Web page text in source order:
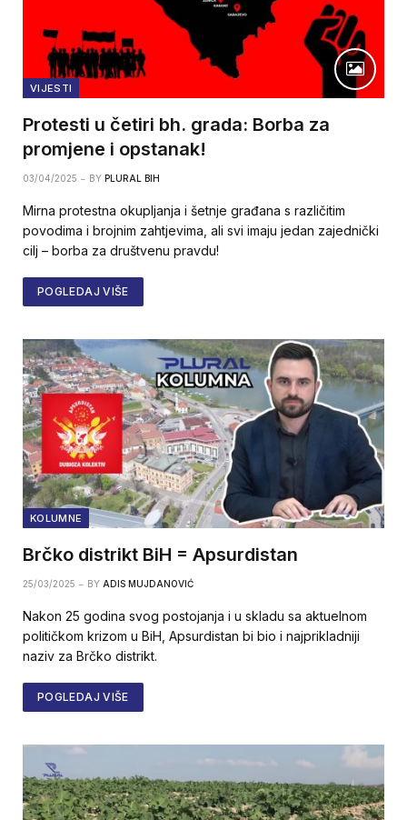
VIJESTI
Protesti u četiri bh. grada: Borba za
promjene i opstanak!
03/04/2025 BY PLURAL BIH
Mirna protestna okupljanja i šetnje građana s različitim
povodima i brojnim zahtjevima, ali svi imaju jedan zajednički
cilj – borba za društvenu pravdu!
POGLEDAJ VIŠE
KOLUMNE
Brčko distrikt BiH = Apsurdistan
25/03/2025 BY ADIS MUJDANOVIĆ
Nakon 25 godina svog postojanja i u skladu sa aktuelnom
političkom krizom u BiH, Apsurdistan bi bio i najprikladniji
naziv za Brčko distrikt.
POGLEDAJ VIŠE